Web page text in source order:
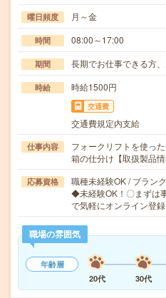
曜日頻度 月～金
時間 08:00～17:00
期間 長期でお仕事できる方、
時給 時給1500円
交通費
交通費規定内支給
仕事内容
フォークリフトを使っ
箱の仕分け【取扱製品
応募資格
職種未経験OK / ブラン
◆未経験OK！〇まずは
で気軽にオンライン登
職場の雰囲気
年齢層
20代
30代